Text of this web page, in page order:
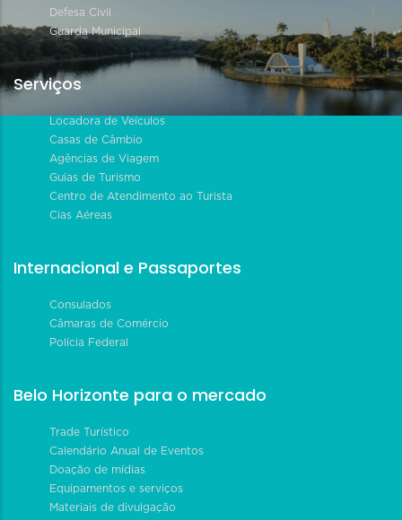
Defesa Civil
Guarda Municipal
Serviços
Locadora de Veículos
Casas de Câmbio
Agências de Viagem
Guias de Turismo
Centro de Atendimento ao Turista
Cias Aéreas
Internacional e Passaportes
Consulados
Câmaras de Comércio
Polícia Federal
Belo Horizonte para o mercado
Trade Turístico
Calendário Anual de Eventos
Doação de mídias
Equipamentos e serviços
Materiais de divulgação